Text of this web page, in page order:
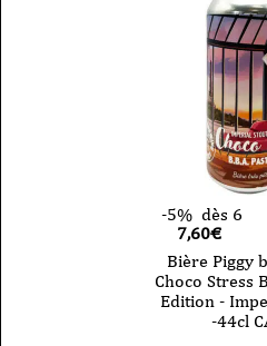
-5% dès 6
7,60€
Bière Piggy
Choco Stress
Edition -
-44cl